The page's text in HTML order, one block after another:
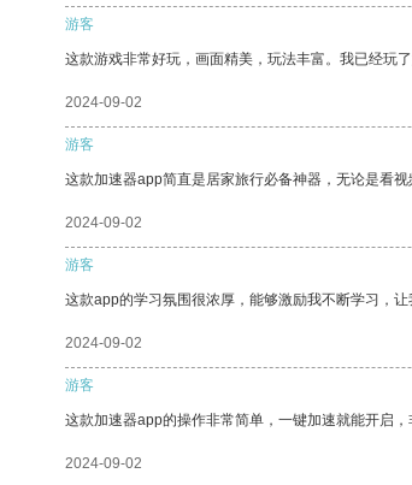
游客
这款游戏非常好玩，画面精美，玩法丰富。我已经玩
2024-09-02
游客
这款加速器app简直是居家旅行必备神器，无论是看
2024-09-02
游客
这款app的学习氛围很浓厚，能够激励我不断学习，让
2024-09-02
游客
这款加速器app的操作非常简单，一键加速就能开启，
2024-09-02